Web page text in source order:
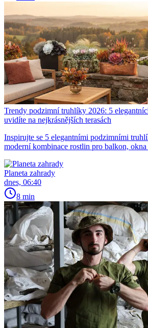
Trendy podzimní truhlíky 2026: 5
uvidíte na nejkrásnějších terasách
Inspirujte se 5 elegantními podzimními
moderní kombinace rostlin pro balkon, okna
Planeta zahrady
dnes, 06:40
8 min